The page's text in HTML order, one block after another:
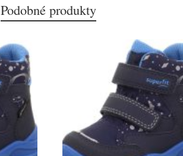
Podobné produkty